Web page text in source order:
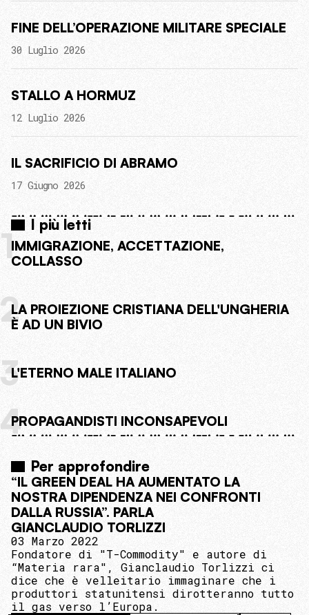
FINE DELL’OPERAZIONE MILITARE SPECIALE
30 Luglio 2026
STALLO A HORMUZ
12 Luglio 2026
IL SACRIFICIO DI ABRAMO
17 Giugno 2026
I più letti
1IMMIGRAZIONE, ACCETTAZIONE,
COLLASSO
2LA PROIEZIONE CRISTIANA DELL'UNGHERIA
È AD UN BIVIO
3L'ETERNO MALE ITALIANO
4PROPAGANDISTI INCONSAPEVOLI
Per approfondire
“IL GREEN DEAL HA AUMENTATO LA
NOSTRA DIPENDENZA NEI CONFRONTI
DALLA RUSSIA”. PARLA
GIANCLAUDIO TORLIZZI
03 Marzo 2022
Fondatore di "T-Commodity" e autore di
“Materia rara", Gianclaudio Torlizzi ci
dice che è velleitario immaginare che i
produttori statunitensi dirotteranno tutto
il gas verso l’Europa.